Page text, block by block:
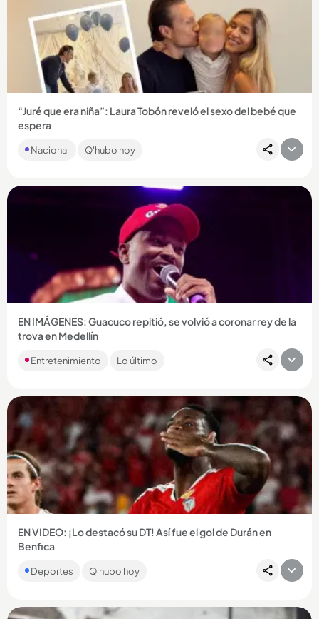
“Juré que era niña”: Laura Tobón reveló el sexo del bebé que
espera
Con un video en el que aparece junto a amigos y familiares, la
presentadora les confirmó a sus seguidores el sexo del
Nacional Q'hubo hoy
Compartir Noticia
EN IMÁGENES: Guacuco repitió, se volvió a coronar rey de la
trova en Medellín
consecutivo con el primer lugar del Festival Nacional de la
Entretenimiento Lo último
Compartir Noticia
EN VIDEO: ¡Lo destacó su DT! Así fue el gol de Durán en
Benfica
El colombiano marcó en el triunfo 6-1 del Benfica ante Hearts
y consiguió su primer gol oficial con el conjunto portugués....
Deportes Q'hubo hoy